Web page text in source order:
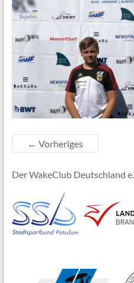
← Vorheriges
Der WakeClub Deutschland